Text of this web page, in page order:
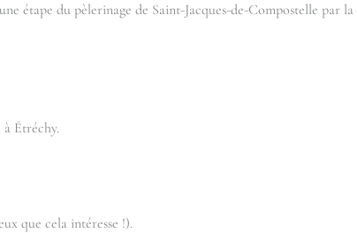
étape du pèlerinage de Saint-Jacques-de-Compostelle par la
Étréchy.
que cela intéresse !).